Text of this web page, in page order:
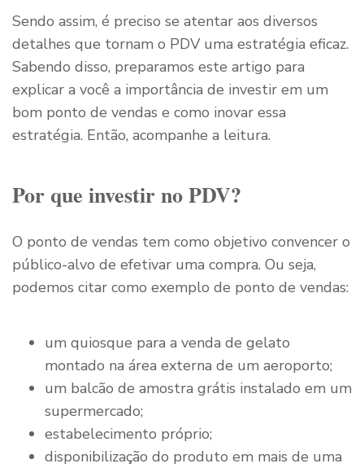
Sendo assim, é preciso se atentar aos diversos
detalhes que tornam o PDV uma estratégia eficaz.
Sabendo disso, preparamos este artigo para
explicar a você a importância de investir em um
bom ponto de vendas e como inovar essa
estratégia. Então, acompanhe a leitura.
Por que investir no PDV?
O ponto de vendas tem como objetivo convencer o
público-alvo de efetivar uma compra. Ou seja,
podemos citar como exemplo de ponto de vendas:
um quiosque para a venda de gelato
montado na área externa de um aeroporto;
um balcão de amostra grátis instalado em um
supermercado;
estabelecimento próprio;
disponibilização do produto em mais de uma